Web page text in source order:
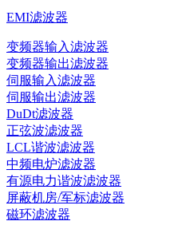
EMI滤波器
变频器输入滤波器
变频器输出滤波器
伺服输入滤波器
伺服输出滤波器
DuDt滤波器
正弦波滤波器
LCL谐波滤波器
中频电炉滤波器
有源电力谐波滤波器
屏蔽机房/军标滤波器
磁环滤波器